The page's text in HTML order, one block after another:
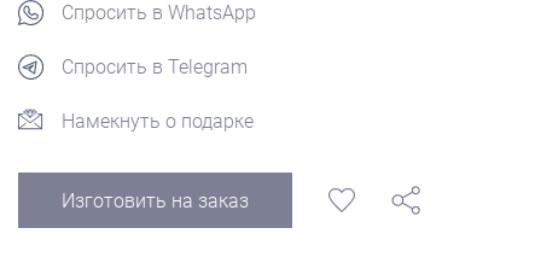
Спросить в WhatsApp
Спросить в Telegram
Намекнуть о подарке
Изготовить на заказ